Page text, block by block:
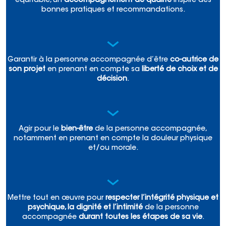
bonnes pratiques et recommandations.
Garantir à la personne accompagnée d’être co-autrice de
son projeten prenant en compte sa liberté de choix et de
décision.
Agir pour le bien-êtrede la personne accompagnée,
notamment en prenant en compte la douleur physique
et/ou morale.
Mettre tout en œuvre pour respecter l’intégrité physique et
psychique, la dignité et l’intimitéde la personne
accompagnéedurant toutes les étapes de sa vie.